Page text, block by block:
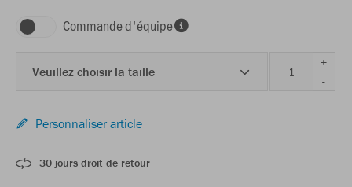
Commande d'équipe
Veuillez choisir la taille
+
-
Personnaliser article
30 jours droit de retour